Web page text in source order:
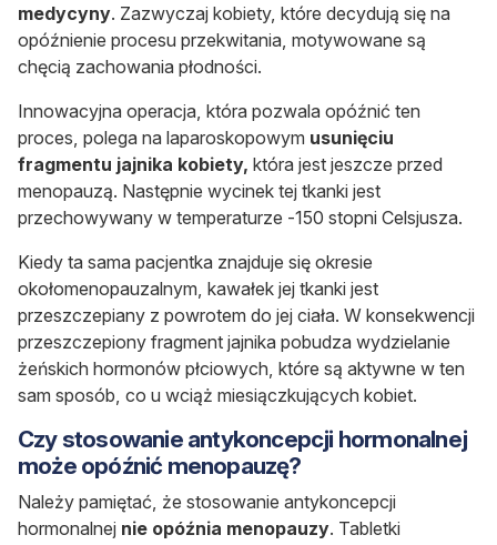
medycyny. Zazwyczaj kobiety, które decydują się na
opóźnienie procesu przekwitania, motywowane są
chęcią zachowania płodności.
Innowacyjna operacja, która pozwala opóźnić ten
proces, polega na laparoskopowym usunięciu
fragmentu jajnika kobiety, która jest jeszcze przed
menopauzą. Następnie wycinek tej tkanki jest
przechowywany w temperaturze -150 stopni Celsjusza.
Kiedy ta sama pacjentka znajduje się okresie
okołomenopauzalnym, kawałek jej tkanki jest
przeszczepiany z powrotem do jej ciała. W konsekwencji
przeszczepiony fragment jajnika pobudza wydzielanie
żeńskich hormonów płciowych, które są aktywne w ten
sam sposób, co u wciąż miesiączkujących kobiet.
Czy stosowanie antykoncepcji hormonalnej
może opóźnić menopauzę?
Należy pamiętać, że stosowanie antykoncepcji
hormonalnej nie opóźnia menopauzy. Tabletki